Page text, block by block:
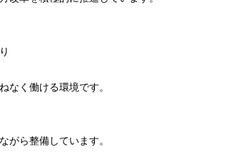
なく働ける環境です。
がら整備しています。